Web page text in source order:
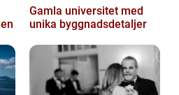
Gamla universitet med
unika byggnadsdetaljer